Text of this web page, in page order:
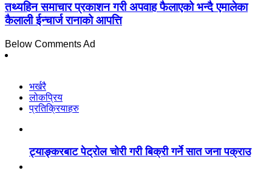
तथ्यहिन समाचार प्रकाशन गरी अपवाह फैलाएको भन्दै एमालेका
कैलाली ईन्चार्ज रानाको आपत्ति
Below Comments Ad
भर्खरै
लोकप्रिय
प्रतिक्रियाहरु
ट्याङ्करबाट पेट्रोल चोरी गरी बिक्री गर्ने सात जना पक्राउ